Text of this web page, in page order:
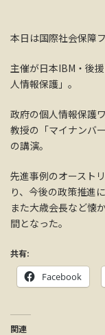
本日は国際社会保障
主催が日本IBM・後
人情報保護」。
政府の個人情報保護
教授の「マイナンバ
の講演。
先進事例のオースト
り、今後の政策推進
また大歳会長など懐
間となった。
共有:
Facebook
関連